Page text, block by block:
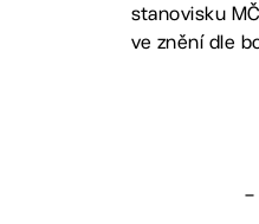
stanovisku
ve znění dle
–